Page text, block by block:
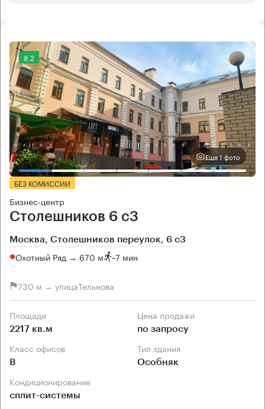
8.2
Еще 1 фото
БЕЗ КОМИССИИ
Бизнес-центр
Столешников 6 с3
Москва, Столешников переулок, 6 с3
Охотный Ряд → 670 м ~7 мин
730 м → улицаТельнова
Площади
2217 кв.м
Цена продажи
по запросу
Класс офисов
B
Тип здания
Особняк
Кондиционирование
сплит-системы